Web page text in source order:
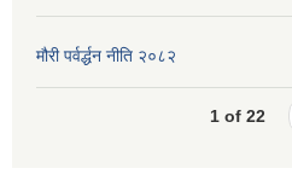
मौरी पर्वर्द्धन नीति २०८२
1 of 22